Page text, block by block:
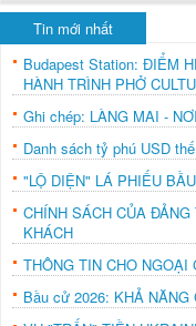
Tin mới nhất
Budapest Station: ĐIỂM
HÀNH TRÌNH PHỞ
Ghi chép: LÀNG MAI -
Danh sách tỷ phú USD
"LỘ DIỆN" LÁ PHIẾU
CHÍNH SÁCH CỦA
KHÁCH
THÔNG TIN CHO
Bầu cử 2026: KHẢ